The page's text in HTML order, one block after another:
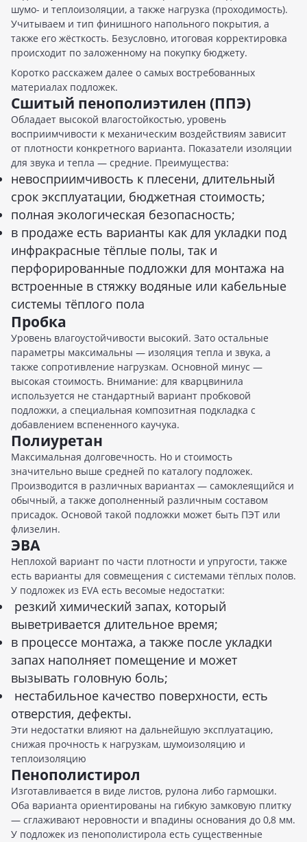
шумо- и теплоизоляции, а также нагрузка (проходимость).
Учитываем и тип финишного напольного покрытия, а
также его жёсткость. Безусловно, итоговая корректировка
происходит по заложенному на покупку бюджету.
Коротко расскажем далее о самых востребованных
материалах подложек.
Сшитый пенополиэтилен (ППЭ)
Обладает высокой влагостойкостью, уровень
восприимчивости к механическим воздействиям зависит
от плотности конкретного варианта. Показатели изоляции
для звука и тепла — средние. Преимущества:
невосприимчивость к плесени, длительный
срок эксплуатации, бюджетная стоимость;
полная экологическая безопасность;
в продаже есть варианты как для укладки под
инфракрасные тёплые полы, так и
перфорированные подложки для монтажа на
встроенные в стяжку водяные или кабельные
системы тёплого пола
Пробка
Уровень влагоустойчивости высокий. Зато остальные
параметры максимальны — изоляция тепла и звука, а
также сопротивление нагрузкам. Основной минус —
высокая стоимость. Внимание: для кварцвинила
используется не стандартный вариант пробковой
подложки, а специальная композитная подкладка с
добавлением вспененного каучука.
Полиуретан
Максимальная долговечность. Но и стоимость
значительно выше средней по каталогу подложек.
Производится в различных вариантах — самоклеящийся и
обычный, а также дополненный различным составом
присадок. Основой такой подложки может быть ПЭТ или
флизелин.
ЭВА
Неплохой вариант по части плотности и упругости, также
есть варианты для совмещения с системами тёплых полов.
У подложек из EVA есть весомые недостатки:
резкий химический запах, который
выветривается длительное время;
в процессе монтажа, а также после укладки
запах наполняет помещение и может
вызывать головную боль;
нестабильное качество поверхности, есть
отверстия, дефекты.
Эти недостатки влияют на дальнейшую эксплуатацию,
снижая прочность к нагрузкам, шумоизоляцию и
теплоизоляцию
Пенополистирол
Изготавливается в виде листов, рулона либо гармошки.
Оба варианта ориентированы на гибкую замковую плитку
— сглаживают неровности и впадины основания до 0,8 мм.
У подложек из пенополистирола есть существенные